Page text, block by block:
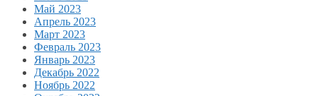
Май 2023
Апрель 2023
Март 2023
Февраль 2023
Январь 2023
Декабрь 2022
Ноябрь 2022